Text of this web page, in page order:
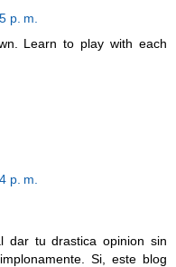
p. m.
Learn to play with each
p. m.
dar tu drastica opinion sin
Si, este blog